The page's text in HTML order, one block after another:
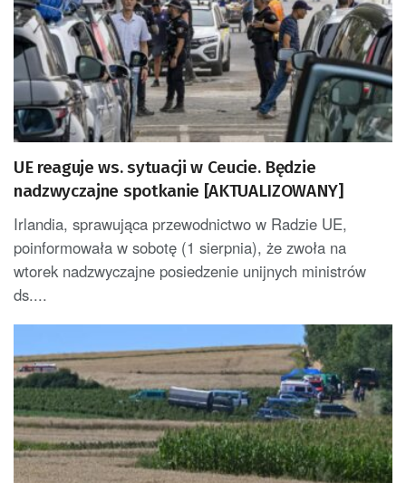
UE reaguje ws. sytuacji w Ceucie. Będzie
nadzwyczajne spotkanie [AKTUALIZOWANY]
Irlandia, sprawująca przewodnictwo w Radzie UE,
poinformowała w sobotę (1 sierpnia), że zwoła na
wtorek nadzwyczajne posiedzenie unijnych ministrów
ds....